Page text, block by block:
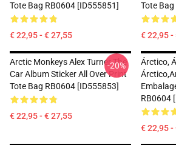
Tote Bag RB0604 [ID555851]
€ 22,95 - € 27,55
Tote
€ 22,95 -
Arctic Monkeys Alex Turner The
Car Album Sticker All Over Print
Tote Bag RB0604 [ID555853]
€ 22,95 - € 27,55
-20%
Árctico,
RB0604
€ 22,95 -